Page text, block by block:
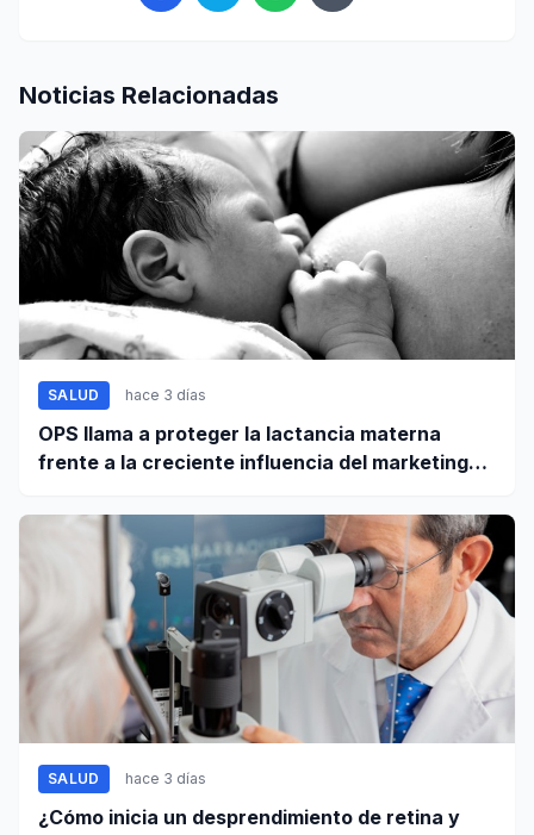
Noticias Relacionadas
SALUD hace 3 días
OPS llama a proteger la lactancia materna
frente a la creciente influencia del marketing
SALUD hace 3 días
¿Cómo inicia un desprendimiento de retina y